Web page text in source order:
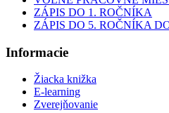
ZÁPIS DO 1. ROČNÍKA
ZÁPIS DO 5. ROČNÍKA
Informacie
Žiacka knižka
E-learning
Zverejňovanie